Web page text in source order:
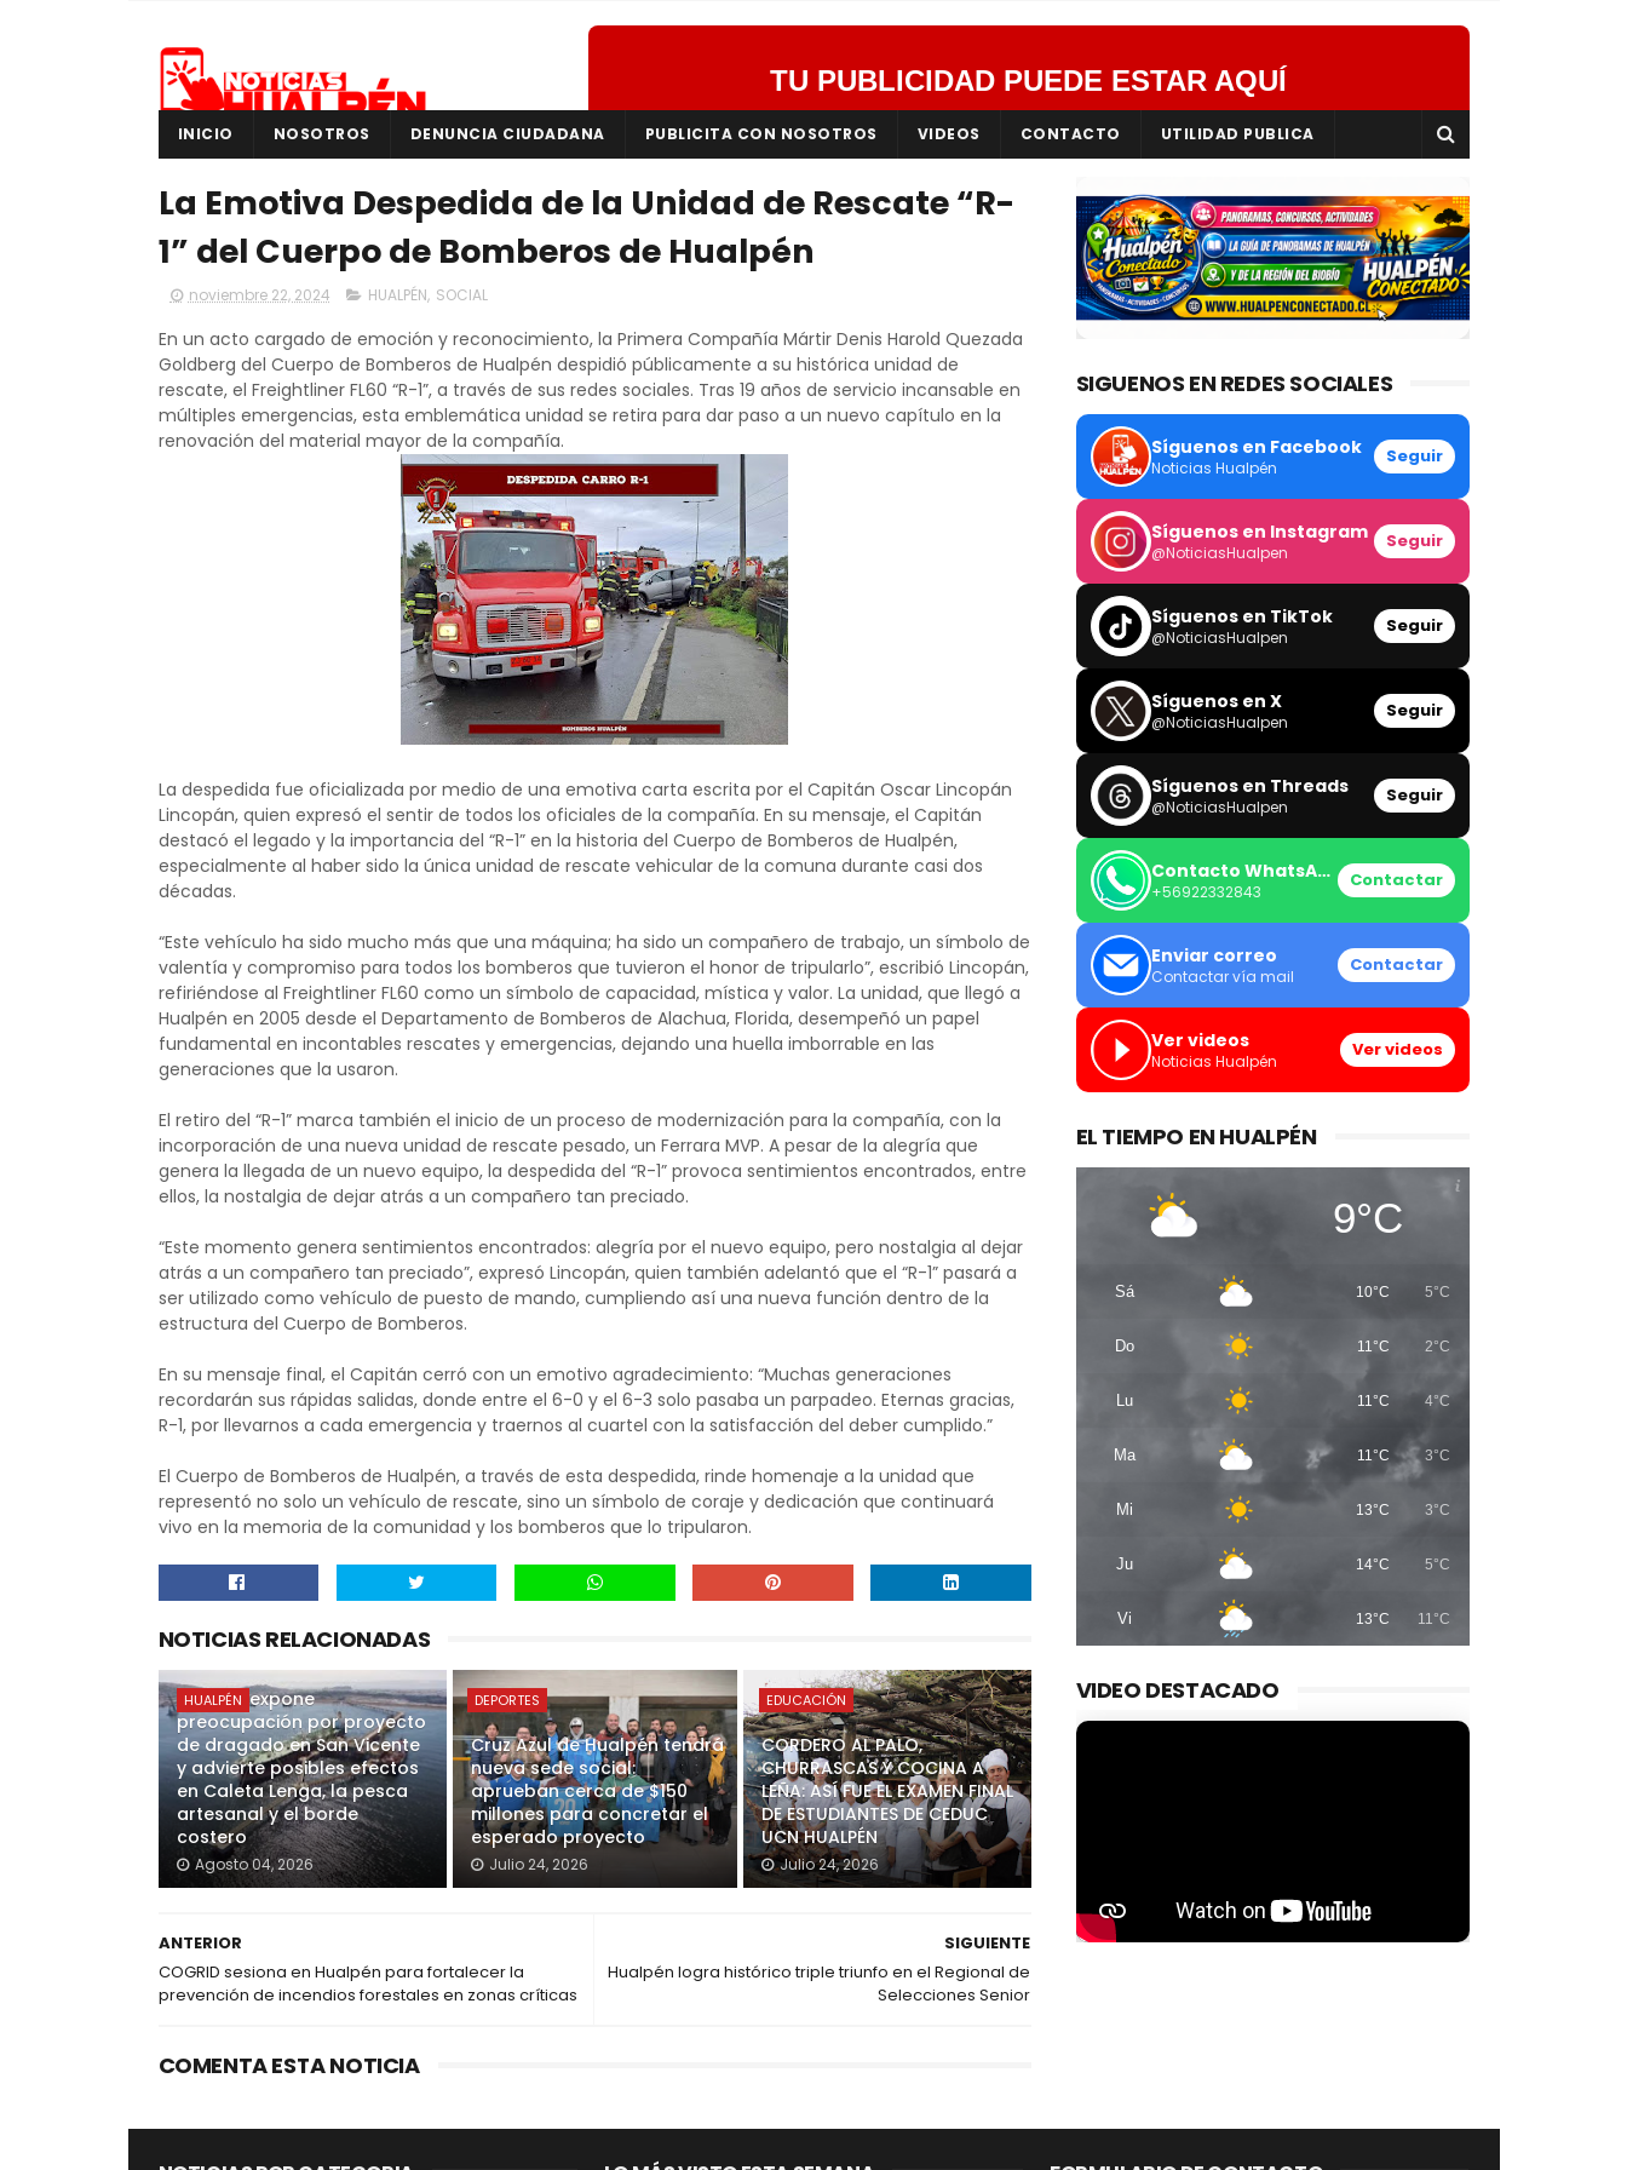
TU PUBLICIDAD PUEDE ESTAR AQUÍ
INICIO NOSOTROS DENUNCIA CIUDADANA PUBLICITA CON NOSOTROS VIDEOS CONTACTO UTILIDAD PUBLICA
La Emotiva Despedida de la Unidad de Rescate “R-
1” del Cuerpo de Bomberos de Hualpén
noviembre 22, 2024 HUALPÉN, SOCIAL
En un acto cargado de emoción y reconocimiento, la Primera Compañía Mártir Denis Harold Quezada
Goldberg del Cuerpo de Bomberos de Hualpén despidió públicamente a su histórica unidad de
rescate, el Freightliner FL60 “R-1”, a través de sus redes sociales. Tras 19 años de servicio incansable en
múltiples emergencias, esta emblemática unidad se retira para dar paso a un nuevo capítulo en la
renovación del material mayor de la compañía.
La despedida fue oficializada por medio de una emotiva carta escrita por el Capitán Oscar Lincopán
Lincopán, quien expresó el sentir de todos los oficiales de la compañía. En su mensaje, el Capitán
destacó el legado y la importancia del “R-1” en la historia del Cuerpo de Bomberos de Hualpén,
especialmente al haber sido la única unidad de rescate vehicular de la comuna durante casi dos
décadas.
“Este vehículo ha sido mucho más que una máquina; ha sido un compañero de trabajo, un símbolo de
valentía y compromiso para todos los bomberos que tuvieron el honor de tripularlo”, escribió Lincopán,
refiriéndose al Freightliner FL60 como un símbolo de capacidad, mística y valor. La unidad, que llegó a
Hualpén en 2005 desde el Departamento de Bomberos de Alachua, Florida, desempeñó un papel
fundamental en incontables rescates y emergencias, dejando una huella imborrable en las
generaciones que la usaron.
El retiro del “R-1” marca también el inicio de un proceso de modernización para la compañía, con la
incorporación de una nueva unidad de rescate pesado, un Ferrara MVP. A pesar de la alegría que
genera la llegada de un nuevo equipo, la despedida del “R-1” provoca sentimientos encontrados, entre
ellos, la nostalgia de dejar atrás a un compañero tan preciado.
“Este momento genera sentimientos encontrados: alegría por el nuevo equipo, pero nostalgia al dejar
atrás a un compañero tan preciado”, expresó Lincopán, quien también adelantó que el “R-1” pasará a
ser utilizado como vehículo de puesto de mando, cumpliendo así una nueva función dentro de la
estructura del Cuerpo de Bomberos.
En su mensaje final, el Capitán cerró con un emotivo agradecimiento: “Muchas generaciones
recordarán sus rápidas salidas, donde entre el 6-0 y el 6-3 solo pasaba un parpadeo. Eternas gracias,
R-1, por llevarnos a cada emergencia y traernos al cuartel con la satisfacción del deber cumplido.”
El Cuerpo de Bomberos de Hualpén, a través de esta despedida, rinde homenaje a la unidad que
representó no solo un vehículo de rescate, sino un símbolo de coraje y dedicación que continuará
vivo en la memoria de la comunidad y los bomberos que lo tripularon.
NOTICIAS RELACIONADAS
HUALPÉN
Alcalde expone
preocupación por proyecto
de dragado en San Vicente
y advierte posibles efectos
en Caleta Lenga, la pesca
artesanal y el borde
costero
Agosto 04, 2026
DEPORTES
Cruz Azul de Hualpén tendrá
nueva sede social:
aprueban cerca de $150
millones para concretar el
esperado proyecto
Julio 24, 2026
EDUCACIÓN
CORDERO AL PALO,
CHURRASCAS Y COCINA A
LEÑA: ASÍ FUE EL EXAMEN FINAL
DE ESTUDIANTES DE CEDUC
UCN HUALPÉN
Julio 24, 2026
SIGUIENTE
Hualpén logra histórico triple triunfo en el Regional de
Selecciones Senior
ANTERIOR
COGRID sesiona en Hualpén para fortalecer la
prevención de incendios forestales en zonas críticas
COMENTA ESTA NOTICIA
SIGUENOS EN REDES SOCIALES
Síguenos en Facebook
Noticias Hualpén Seguir
Síguenos en Instagram
@NoticiasHualpen Seguir
Síguenos en TikTok
@NoticiasHualpen Seguir
Síguenos en X
@NoticiasHualpen Seguir
Síguenos en Threads
@NoticiasHualpen Seguir
Contacto WhatsApp
+56922332843 Contactar
Enviar correo
Contactar vía mail Contactar
Ver videos
Noticias Hualpén Ver videos
EL TIEMPO EN HUALPÉN
9°C
Sá 10°C 5°C
Do 11°C 2°C
Lu 11°C 4°C
Ma 11°C 3°C
Mi 13°C 3°C
Ju 14°C 5°C
Vi 13°C 11°C
VIDEO DESTACADO